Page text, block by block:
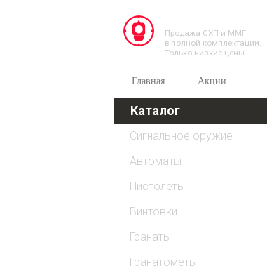
Продажа СХП и ММГ
в полной комплектации.
Только низкие цены
Главная Акции
Каталог
Сигнальное оружие
Автоматы
Пистолеты
Винтовки
Гранаты
Гранатомёты